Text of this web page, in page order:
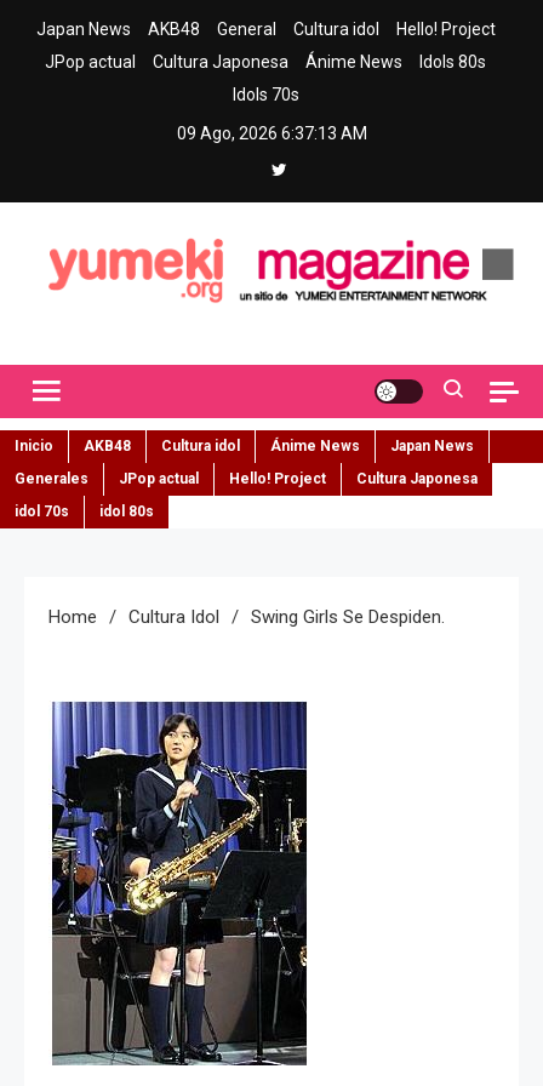
Japan News AKB48 General Cultura idol
Hello! Project
JPop actual
Cultura Japonesa Ánime News
Idols 80s
Idols 70s
09 Ago, 2026 6:37:14 AM
Inicio AKB48 Cultura idol Ánime News
Japan News
Generales
JPop actual Hello! Project
Cultura Japonesa
idol 70s
idol 80s
Home Cultura Idol Swing Girls Se Despiden.